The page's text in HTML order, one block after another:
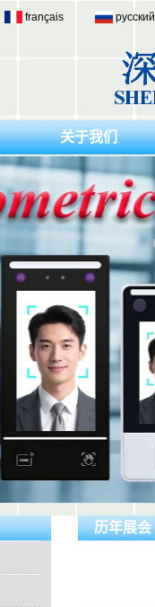
français русский
关于我们
历年展会